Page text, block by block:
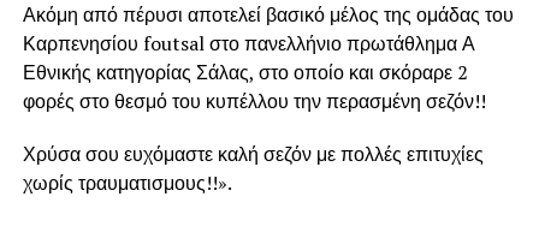
Ακόμη από πέρυσι αποτελεί βασικό μέλος της ομάδας του
Καρπενησίου foutsal στο πανελλήνιο πρωτάθλημα Α
Εθνικής κατηγορίας Σάλας, στο οποίο και σκόραρε 2
φορές στο θεσμό του κυπέλλου την περασμένη σεζόν!!
Χρύσα σου ευχόμαστε καλή σεζόν με πολλές επιτυχίες
χωρίς τραυματισμους!!».